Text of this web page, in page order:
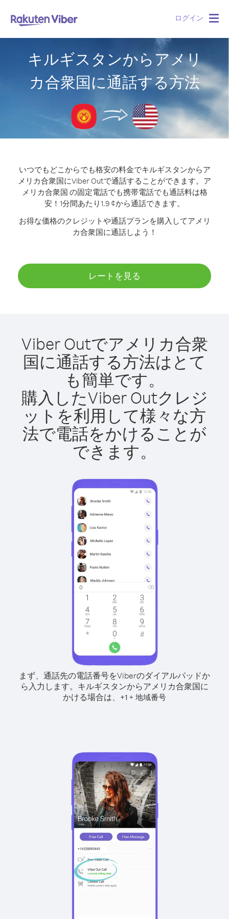
ログイン
キルギスタンからアメリ
カ合衆国に通話する方法
いつでもどこからでも格安の料金でキルギスタンからア
メリカ合衆国にViber Outで通話することができます。 ア
メリカ合衆国 の固定電話でも携帯電話でも通話料は格
安！1分間あたり1.9 ¢から通話できます。
お得な価格のクレジットや通話プランを購入してアメリ
カ合衆国に通話しよう！
レートを見る
Viber Outでアメリカ合衆
国に通話する方法はとて
も簡単です。
購入したViber Outクレジ
ットを利用して様々な方
法で電話をかけることが
できます。
まず、通話先の電話番号をViberのダイアルパッドか
ら入力します。 キルギスタンからアメリカ合衆国に
かける場合は、 +1 + 地域番号